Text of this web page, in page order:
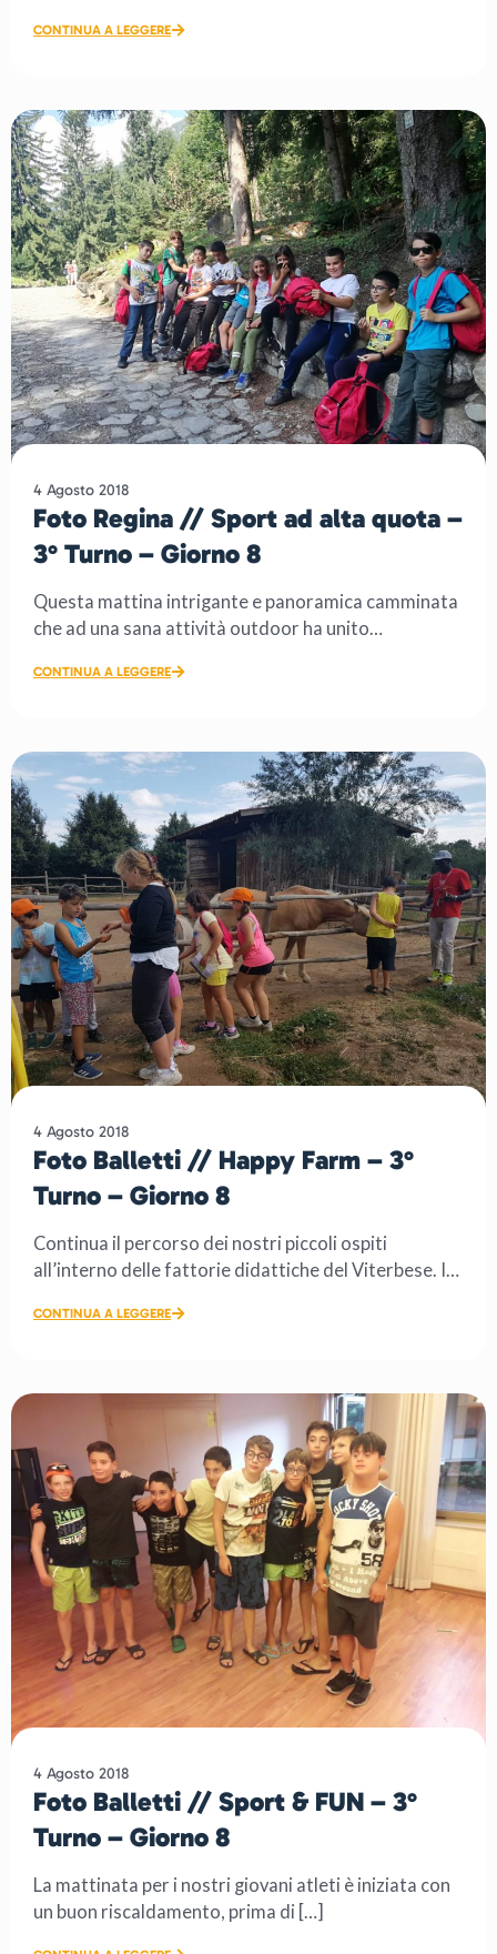
CONTINUA A LEGGERE
4 Agosto 2018
Foto Regina // Sport ad alta quota –
3° Turno – Giorno 8
Questa mattina intrigante e panoramica camminata
che ad una sana attività outdoor ha unito
CONTINUA A LEGGERE
4 Agosto 2018
Foto Balletti // Happy Farm – 3°
Turno – Giorno 8
Continua il percorso dei nostri piccoli ospiti
all’interno delle fattorie didattiche del Viterbese. In
CONTINUA A LEGGERE
4 Agosto 2018
Foto Balletti // Sport & FUN – 3°
Turno – Giorno 8
La mattinata per i nostri giovani atleti è iniziata con
un buon riscaldamento, prima di […]